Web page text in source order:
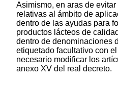
Asimismo, en aras de
relativas al ámbito de
dentro de las ayudas para
productos lácteos de
dentro de denominaciones
etiquetado facultativo con
necesario modificar los
anexo XV del real decreto.